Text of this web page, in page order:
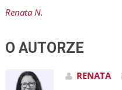
Renata N.
O AUTORZE
RENATA